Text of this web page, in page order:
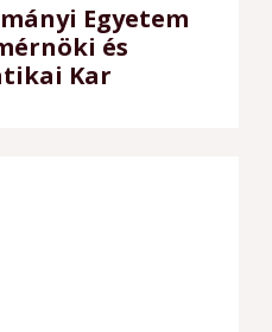
Egyetem
és
Kar